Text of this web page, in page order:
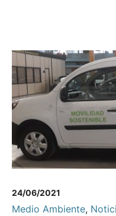
24/06/2021
Medio Ambiente,